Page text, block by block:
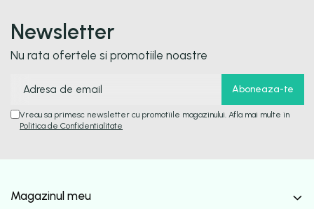
Newsletter
Nu rata ofertele si promotiile noastre
Vreau sa primesc newsletter cu promotiile magazinului. Afla mai multe in
Politica de Confidentialitate
Magazinul meu